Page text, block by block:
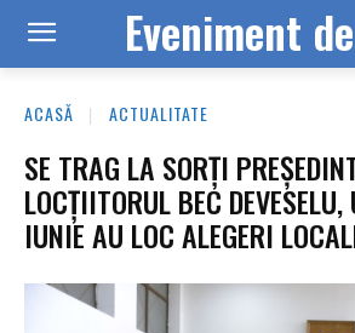
Eveniment
ACASĂ ACTUALITATE
SE TRAG LA SORŢI
LOCŢIITORUL BEC
IUNIE AU LOC ALEGERI